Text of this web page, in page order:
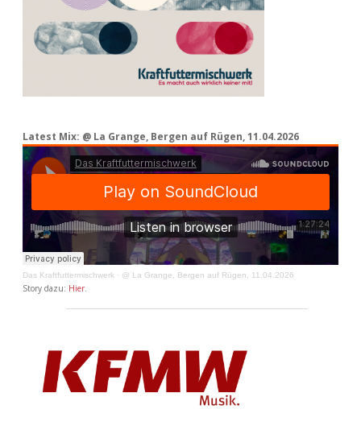
Latest Mix: @ La Grange, Bergen auf Rügen, 11.04.2026
Das Kraftfuttermischwerk · @ La Grange, Bergen auf Rügen, 11.04.2026
Story dazu: Hier